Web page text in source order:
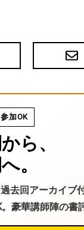
メ
加OK
ら、
。
去回アーカイブ付
豪華講師陣の書